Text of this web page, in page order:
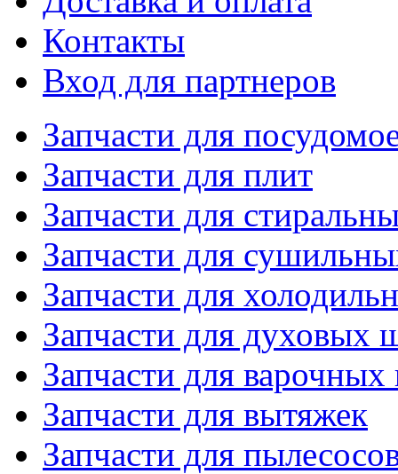
Контакты
Вход для партнеров
Запчасти для
Запчасти для плит
Запчасти для
Запчасти для
Запчасти для
Запчасти для духовых
Запчасти для варочных
Запчасти для вытяжек
Запчасти для